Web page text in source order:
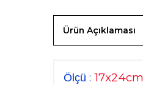
Ürün Açıklaması
Ölçü : 17x24cm